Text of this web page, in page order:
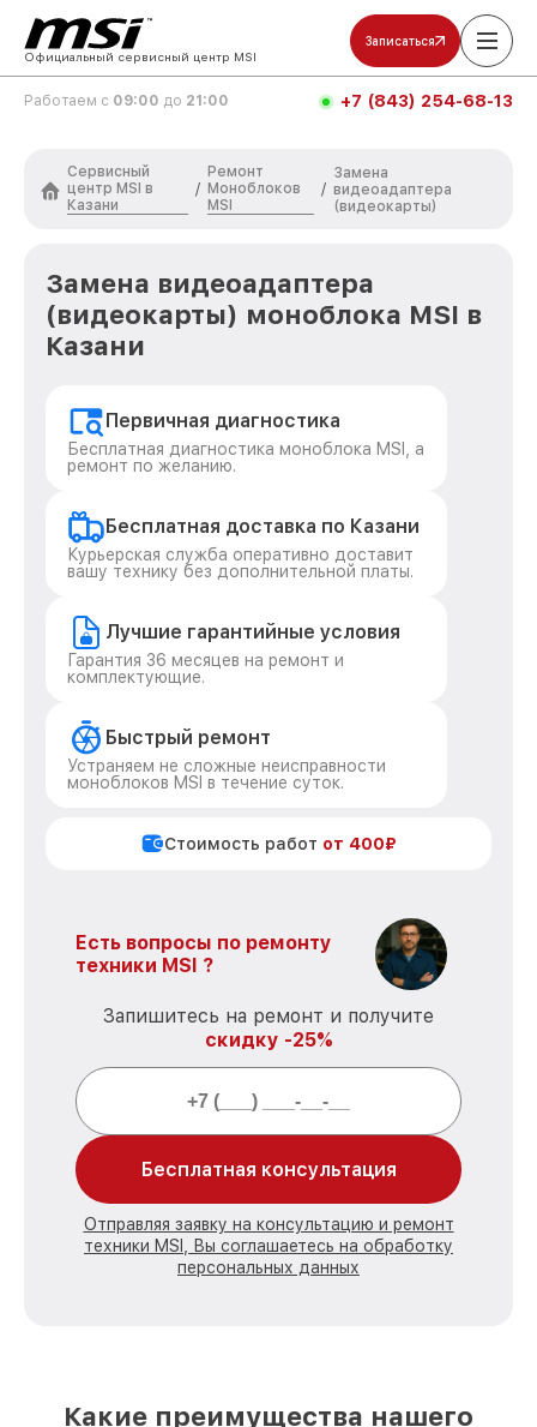
Официальный сервисный центр MSI
Записаться
Работаем с 09:00 до 21:00 +7 (843) 254-68-13
Сервисный
центр MSI в
Казани
/
Ремонт
Моноблоков
MSI
/
Замена
видеоадаптера
(видеокарты)
Замена видеоадаптера
(видеокарты) моноблока MSI в
Казани
Первичная диагностика
Бесплатная диагностика моноблока MSI, а
ремонт по желанию.
Бесплатная доставка по Казани
Курьерская служба оперативно доставит
вашу технику без дополнительной платы.
Лучшие гарантийные условия
Гарантия 36 месяцев на ремонт и
комплектующие.
Быстрый ремонт
Устраняем не сложные неисправности
моноблоков MSI в течение суток.
Стоимость работ от 400₽
Есть вопросы по ремонту
техники MSI ?
Запишитесь на ремонт и получите
скидку -25%
Бесплатная консультация
Отправляя заявку на консультацию и ремонт
техники MSI, Вы соглашаетесь на обработку
персональных данных
Какие преимущества нашего